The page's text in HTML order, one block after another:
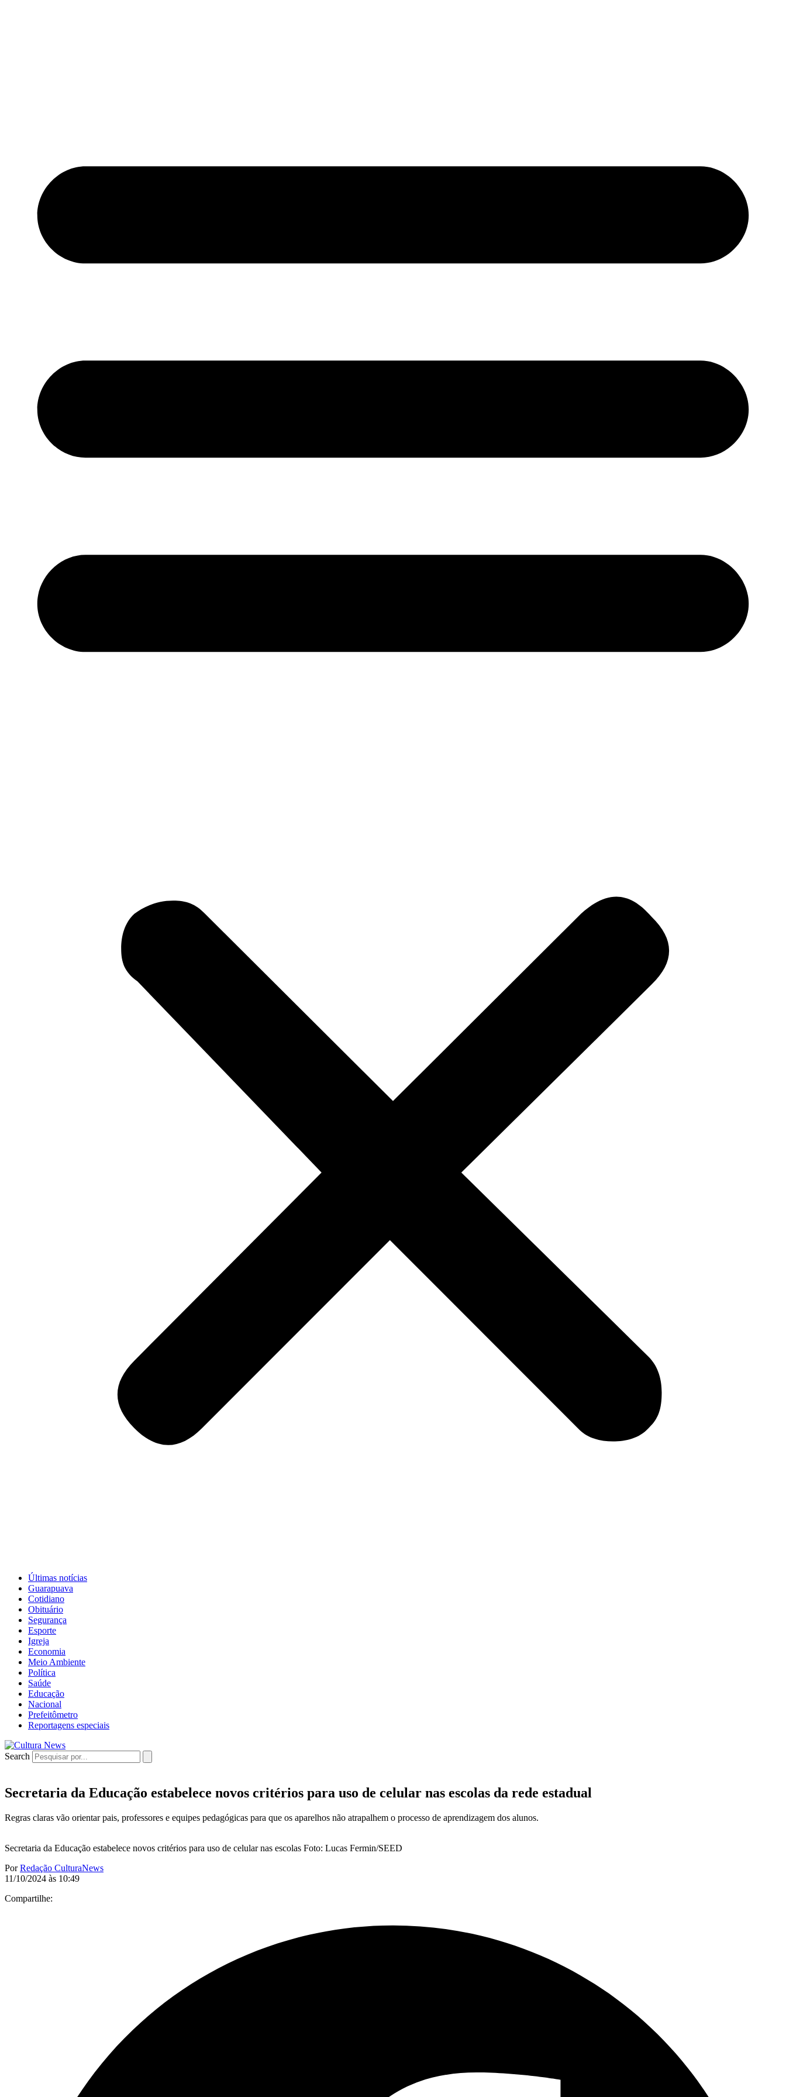
Últimas notícias
Guarapuava
Cotidiano
Obituário
Segurança
Esporte
Igreja
Economia
Meio Ambiente
Política
Saúde
Educação
Nacional
Prefeitômetro
Reportagens especiais
Search
Secretaria da Educação estabelece novos critérios para uso de celular nas escolas da rede estadual
Regras claras vão orientar pais, professores e equipes pedagógicas para que os aparelhos não atrapalhem o processo de aprendizagem dos alunos.
Secretaria da Educação estabelece novos critérios para uso de celular nas escolas Foto: Lucas Fermin/SEED
PorRedação CulturaNews
11/10/2024 às 10:49
Compartilhe: